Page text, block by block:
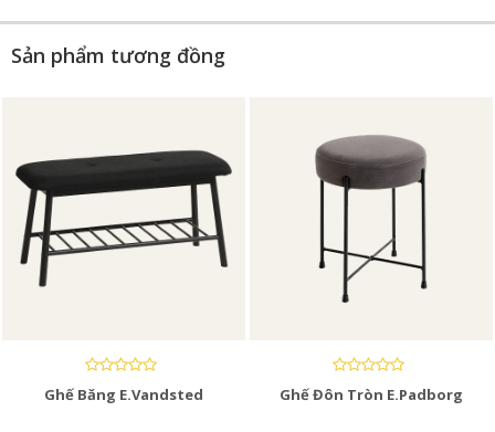
Sản phẩm tương đồng
Ghế Băng E.Vandsted Ghế Đôn Tròn E.Padborg